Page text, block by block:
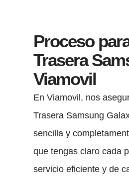
Proceso
Trasera
Viamovil
En Viamovil, nos
Trasera Samsung
sencilla y
que tengas claro cada
servicio eficiente y de